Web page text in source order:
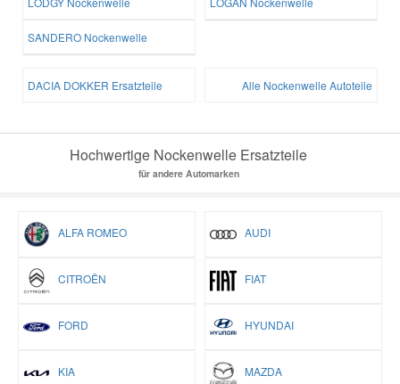
SANDERO Nockenwelle
DACIA DOKKER Ersatzteile Alle Nockenwelle Autoteile
Hochwertige Nockenwelle Ersatzteile
für andere Automarken
ALFA ROMEO AUDI
CITROËN FIAT
FORD HYUNDAI
KIA MAZDA